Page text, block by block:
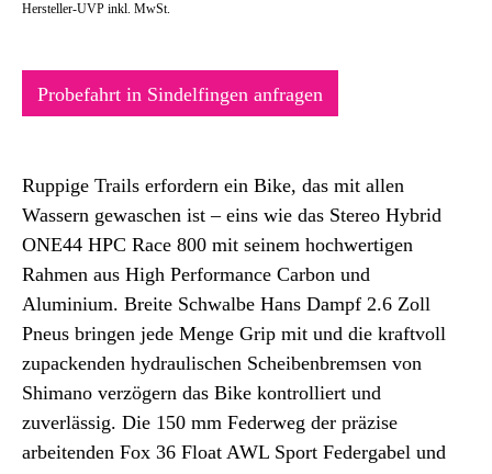
Hersteller-UVP inkl. MwSt.
Probefahrt in Sindelfingen anfragen
Ruppige Trails erfordern ein Bike, das mit allen
Wassern gewaschen ist – eins wie das Stereo Hybrid
ONE44 HPC Race 800 mit seinem hochwertigen
Rahmen aus High Performance Carbon und
Aluminium. Breite Schwalbe Hans Dampf 2.6 Zoll
Pneus bringen jede Menge Grip mit und die kraftvoll
zupackenden hydraulischen Scheibenbremsen von
Shimano verzögern das Bike kontrolliert und
zuverlässig. Die 150 mm Federweg der präzise
arbeitenden Fox 36 Float AWL Sport Federgabel und